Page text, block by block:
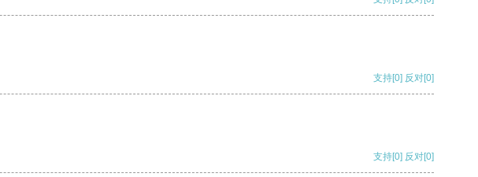
支持[0] 反对[0]
支持[0] 反对[0]